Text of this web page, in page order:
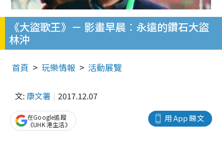
《大盜歌王》－ 影畫早晨︰永遠的鑽石大盜
林沖
首頁 玩樂情報 活動展覽
文: 康文署 2017.12.07
用 App 睇文
在Google追蹤
《UHK 港生活》